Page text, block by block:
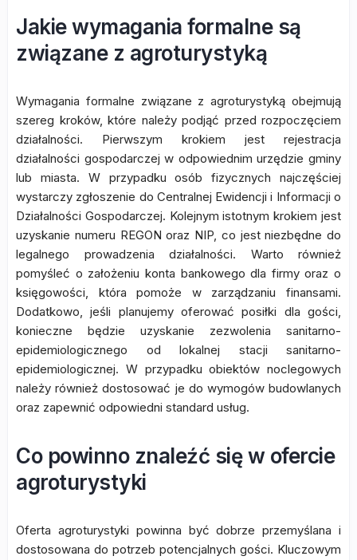
Jakie wymagania formalne są
związane z agroturystyką
Wymagania formalne związane z agroturystyką obejmują
szereg kroków, które należy podjąć przed rozpoczęciem
działalności. Pierwszym krokiem jest rejestracja
działalności gospodarczej w odpowiednim urzędzie gminy
lub miasta. W przypadku osób fizycznych najczęściej
wystarczy zgłoszenie do Centralnej Ewidencji i Informacji o
Działalności Gospodarczej. Kolejnym istotnym krokiem jest
uzyskanie numeru REGON oraz NIP, co jest niezbędne do
legalnego prowadzenia działalności. Warto również
pomyśleć o założeniu konta bankowego dla firmy oraz o
księgowości, która pomoże w zarządzaniu finansami.
Dodatkowo, jeśli planujemy oferować posiłki dla gości,
konieczne będzie uzyskanie zezwolenia sanitarno-
epidemiologicznego od lokalnej stacji sanitarno-
epidemiologicznej. W przypadku obiektów noclegowych
należy również dostosować je do wymogów budowlanych
oraz zapewnić odpowiedni standard usług.
Co powinno znaleźć się w ofercie
agroturystyki
Oferta agroturystyki powinna być dobrze przemyślana i
dostosowana do potrzeb potencjalnych gości. Kluczowym